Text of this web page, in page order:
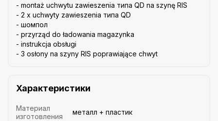
- montaż uchwytu zawieszenia типа QD na szynę RIS
- 2 x uchwyty zawieszenia типа QD
- шомпол
- przyrząd do ładowania magazynka
- instrukcja obsługi
- 3 osłony na szyny RIS poprawiające chwyt
Характеристики
Материал
изготовления
металл + пластик